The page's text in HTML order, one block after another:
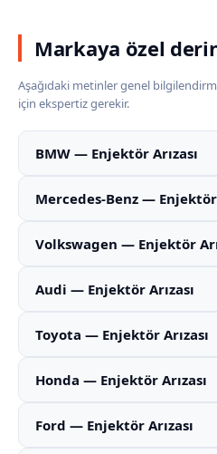
Markaya özel
Aşağıdaki metinler genel
için ekspertiz gerekir.
BMW — Enjektör Arızası
Mercedes-Benz — Enjektör
Volkswagen — Enjektör
Audi — Enjektör Arızası
Toyota — Enjektör Arızası
Honda — Enjektör Arızası
Ford — Enjektör Arızası